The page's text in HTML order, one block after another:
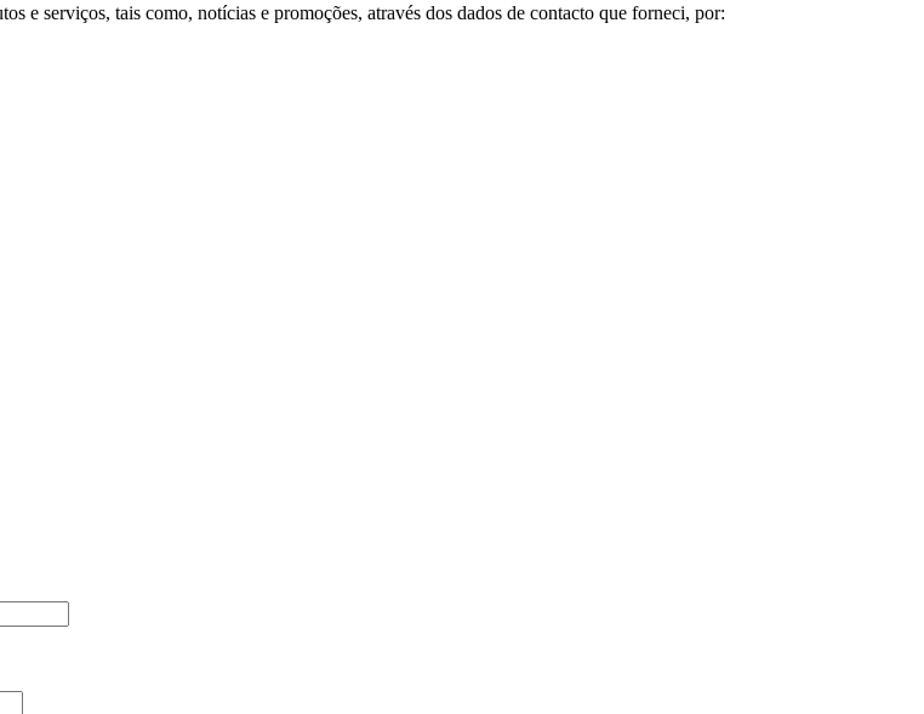
serviços, tais como, notícias e promoções, através dos dados de contacto que forneci, por: